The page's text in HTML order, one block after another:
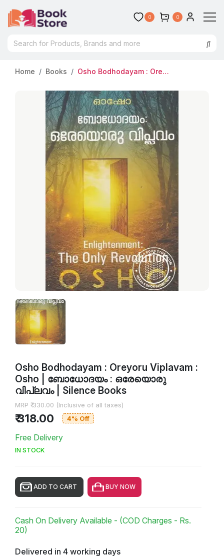
0 0
Home Books Osho Bodhodayam : Oreyoru Viplavam : Osho | ബോധോദയം : ഒരേയൊരു വിപ്ലവം | Silence Books
Osho Bodhodayam : Oreyoru Viplavam :
Osho | ബോധോദയം : ഒരേയൊരു
വിപ്ലവം | Silence Books
MRP ₹ 330.00 (Inclusive of all taxes)
₹ 318.00 4% Off
Free Delivery
IN STOCK
ADD TO CART BUY NOW
Cash On Delivery Available - (COD Charges - Rs.
20)
Delivered in 4 working days